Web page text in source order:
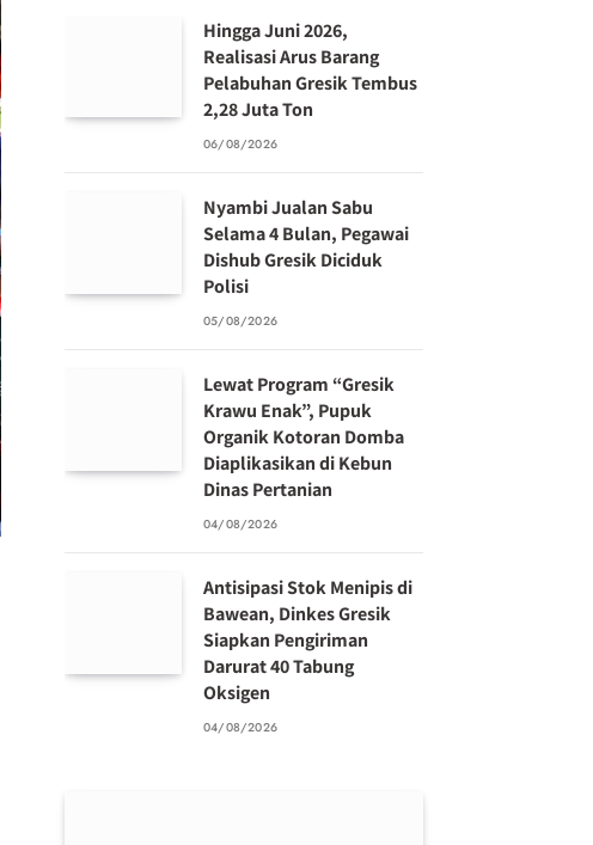
Hingga Juni 2026,
Realisasi Arus Barang
Pelabuhan Gresik Tembus
2,28 Juta Ton
06/08/2026
Nyambi Jualan Sabu
Selama 4 Bulan, Pegawai
Dishub Gresik Diciduk
Polisi
05/08/2026
Lewat Program “Gresik
Krawu Enak”, Pupuk
Organik Kotoran Domba
Diaplikasikan di Kebun
Dinas Pertanian
04/08/2026
Antisipasi Stok Menipis di
Bawean, Dinkes Gresik
Siapkan Pengiriman
Darurat 40 Tabung
Oksigen
04/08/2026